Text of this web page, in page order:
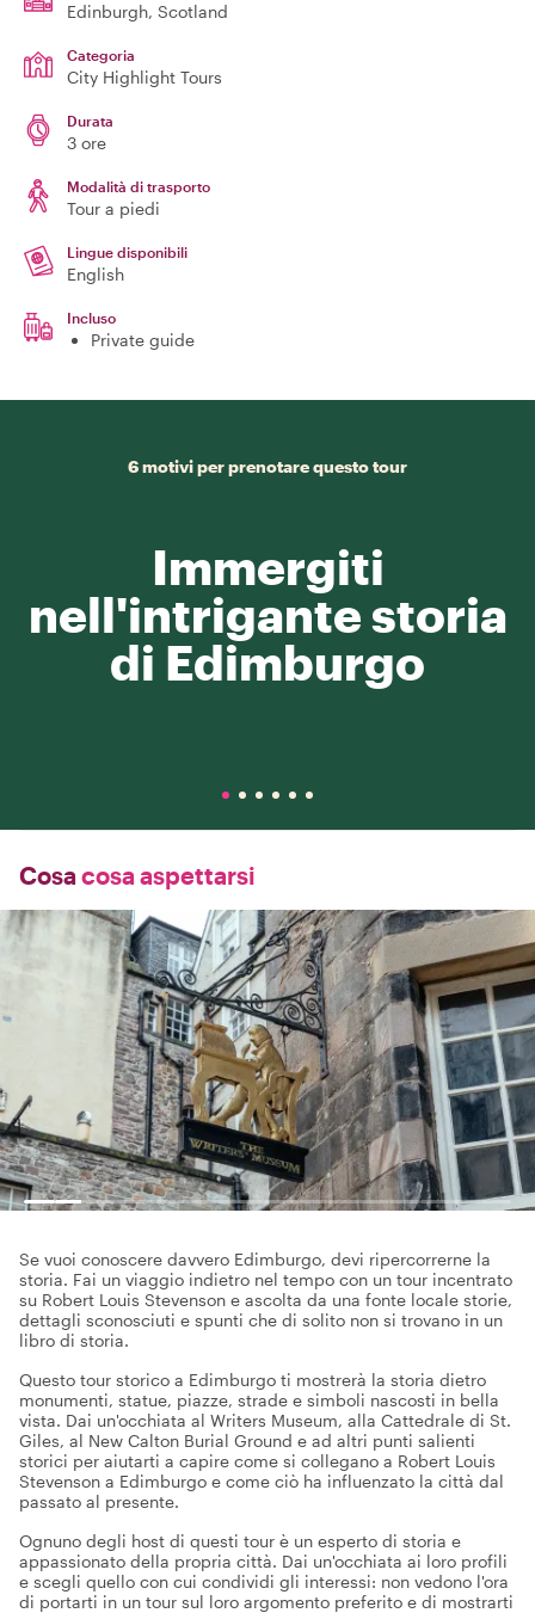
Edinburgh, Scotland
Categoria
City Highlight Tours
Durata
3 ore
Modalità di trasporto
Tour a piedi
Lingue disponibili
English
Incluso
Private guide
6 motivi per prenotare questo tour
Immergiti
nell'intrigante storia
di Edimburgo
Cosa cosa aspettarsi
Se vuoi conoscere davvero Edimburgo, devi ripercorrerne la
storia. Fai un viaggio indietro nel tempo con un tour incentrato
su Robert Louis Stevenson e ascolta da una fonte locale storie,
dettagli sconosciuti e spunti che di solito non si trovano in un
libro di storia.
Questo tour storico a Edimburgo ti mostrerà la storia dietro
monumenti, statue, piazze, strade e simboli nascosti in bella
vista. Dai un'occhiata al Writers Museum, alla Cattedrale di St.
Giles, al New Calton Burial Ground e ad altri punti salienti
storici per aiutarti a capire come si collegano a Robert Louis
Stevenson a Edimburgo e come ciò ha influenzato la città dal
passato al presente.
Ognuno degli host di questi tour è un esperto di storia e
appassionato della propria città. Dai un'occhiata ai loro profili
e scegli quello con cui condividi gli interessi: non vedono l'ora
di portarti in un tour sul loro argomento preferito e di mostrarti